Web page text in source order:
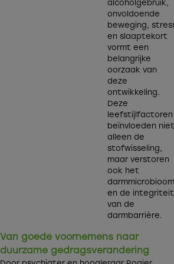
alcoholgebruik,
onvoldoende
beweging,
en slaaptekort
vormt een
belangrijke
oorzaak van
deze
ontwikkeling.
Deze
leefstijlfactoren
beïnvloeden
alleen de
stofwisseling,
maar verstoren
ook het
en de integriteit
van de
darmbarrière.
Van goede voornemens naar
duurzame gedragsverandering